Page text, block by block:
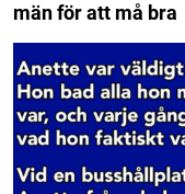
män för att må bra